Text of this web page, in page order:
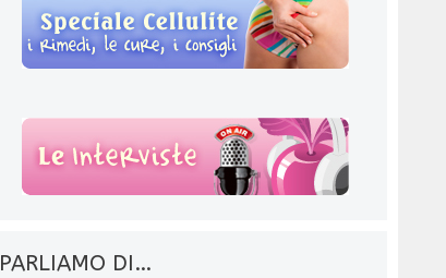
PARLIAMO DI…